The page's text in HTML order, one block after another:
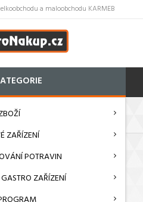
a maloobchodu KARMEB
ZAŘÍZENÍ
POTRAVIN
ZAŘÍZENÍ